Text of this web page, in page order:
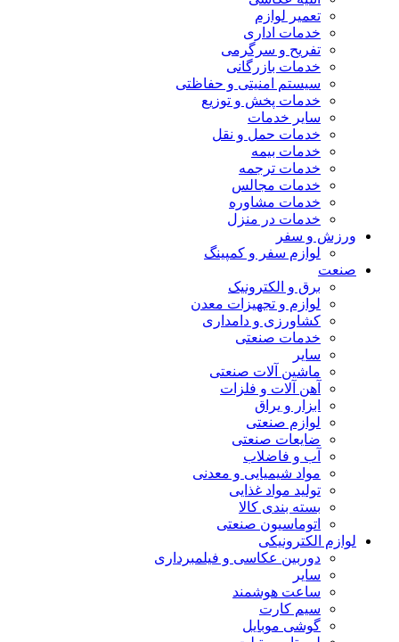
تعمیر لوازم
خدمات اداری
تفریح و سرگرمی
خدمات بازرگانی
سیستم امنیتی و حفاظتی
خدمات پخش و توزیع
سایر خدمات
خدمات حمل و نقل
خدمات بیمه
خدمات ترجمه
خدمات مجالس
خدمات مشاوره
خدمات در منزل
ورزش و سفر
لوازم سفر و کمپینگ
صنعت
برق و الکترونیک
لوازم و تجهیزات معدن
کشاورزی و دامداری
خدمات صنعتی
سایر
ماشین آلات صنعتی
آهن آلات و فلزات
ابزار و یراق
لوازم صنعتی
ضایعات صنعتی
آب و فاضلاب
مواد شیمیایی و معدنی
تولید مواد غذایی
بسته بندی کالا
اتوماسیون صنعتی
لوازم الکترونیکی
دوربین عکاسی و فیلمبرداری
سایر
ساعت هوشمند
سیم کارت
گوشی موبایل